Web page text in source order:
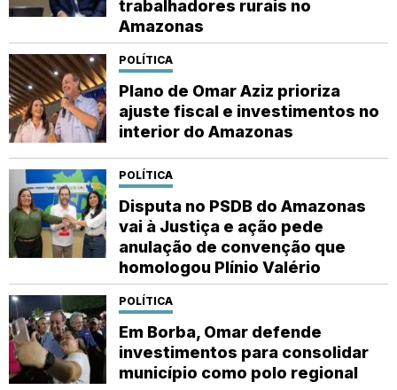
trabalhadores rurais no
Amazonas
POLÍTICA
Plano de Omar Aziz prioriza
ajuste fiscal e investimentos no
interior do Amazonas
POLÍTICA
Disputa no PSDB do Amazonas
vai à Justiça e ação pede
anulação de convenção que
homologou Plínio Valério
POLÍTICA
Em Borba, Omar defende
investimentos para consolidar
município como polo regional